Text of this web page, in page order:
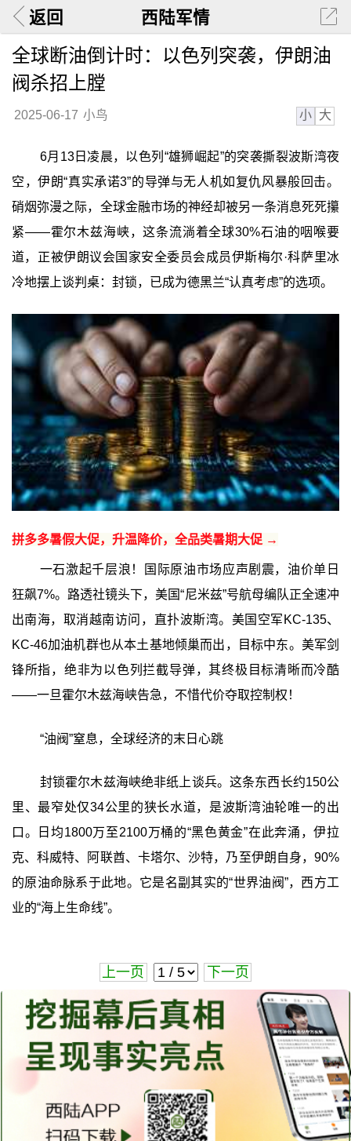
返回 西陆军情
全球断油倒计时：以色列突袭，伊朗油
阀杀招上膛
2025-06-17 小鸟 小 大
6月13日凌晨，以色列“雄狮崛起”的突袭撕裂波斯湾夜
空，伊朗“真实承诺3”的导弹与无人机如复仇风暴般回击。
硝烟弥漫之际，全球金融市场的神经却被另一条消息死死攥
紧——霍尔木兹海峡，这条流淌着全球30%石油的咽喉要
道，正被伊朗议会国家安全委员会成员伊斯梅尔·科萨里冰
冷地摆上谈判桌：封锁，已成为德黑兰“认真考虑”的选项。
拼多多暑假大促，升温降价，全品类暑期大促 →
一石激起千层浪！国际原油市场应声剧震，油价单日
狂飙7%。路透社镜头下，美国“尼米兹”号航母编队正全速冲
出南海，取消越南访问，直扑波斯湾。美国空军KC-135、
KC-46加油机群也从本土基地倾巢而出，目标中东。美军剑
锋所指，绝非为以色列拦截导弹，其终极目标清晰而冷酷
——一旦霍尔木兹海峡告急，不惜代价夺取控制权！
“油阀”窒息，全球经济的末日心跳
封锁霍尔木兹海峡绝非纸上谈兵。这条东西长约150公
里、最窄处仅34公里的狭长水道，是波斯湾油轮唯一的出
口。日均1800万至2100万桶的“黑色黄金”在此奔涌，伊拉
克、科威特、阿联酋、卡塔尔、沙特，乃至伊朗自身，90%
的原油命脉系于此地。它是名副其实的“世界油阀”，西方工
业的“海上生命线”。
上一页 下一页